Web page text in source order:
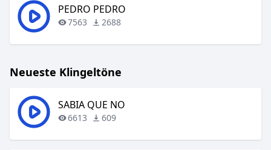
PEDRO PEDRO
7563 2688
Neueste Klingeltöne
SABIA QUE NO
6613 609